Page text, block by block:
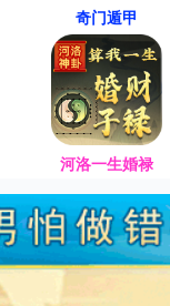
奇门遁甲
河洛一生婚禄